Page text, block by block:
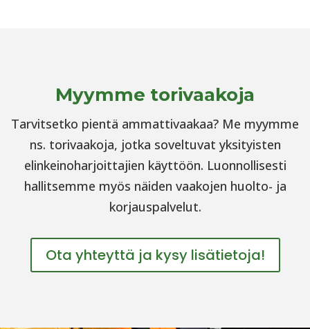
Myymme torivaakoja
Tarvitsetko pientä ammattivaakaa? Me myymme
ns. torivaakoja, jotka soveltuvat yksityisten
elinkeinoharjoittajien käyttöön. Luonnollisesti
hallitsemme myös näiden vaakojen huolto- ja
korjauspalvelut.
Ota yhteyttä ja kysy lisätietoja!